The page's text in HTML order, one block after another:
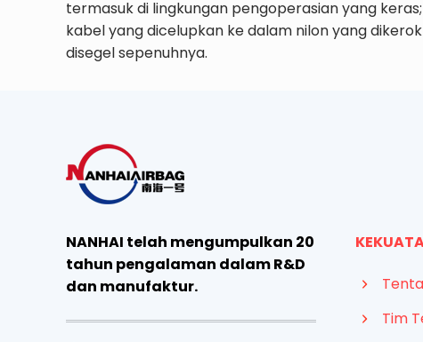
termasuk di lingkungan pengoperasian yang
kabel yang dicelupkan ke dalam nilon yang
disegel sepenuhnya.
NANHAI telah mengumpulkan 20
tahun pengalaman dalam R&D
dan manufaktur.
Tim